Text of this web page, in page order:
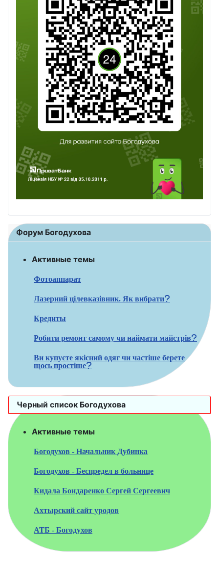
Форум Богодухова
Активные темы
Фотоаппарат
Лазерний цілевказівник. Як вибрати?
Кредиты
Робити ремонт самому чи наймати майстрів?
Ви купуєте якісний одяг чи частіше берете
щось простіше?
Черный список Богодухова
Активные темы
Богодухов - Начальник Дубинка
Богодухов - Беспредел в больнице
Кидала Бондаренко Сергей Сергеевич
Ахтырский сайт уродов
АТБ - Богодухов